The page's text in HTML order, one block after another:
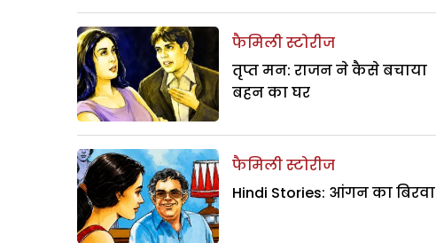
फैमिली स्टोरीज
तृप्त मन: राजन ने कैसे बचाया
बहन का घर
फैमिली स्टोरीज
Hindi Stories: आंगन का बिरवा